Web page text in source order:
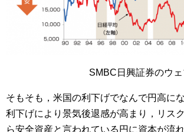
SMBC日興証券のウ
そもそも，米国の利下げでなんで円高に
利下げにより景気後退感が高まり，リス
ら安全資産と言われている円に資本が流